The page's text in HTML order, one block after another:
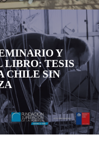
Y
LIBRO: TESIS
CHILE SIN